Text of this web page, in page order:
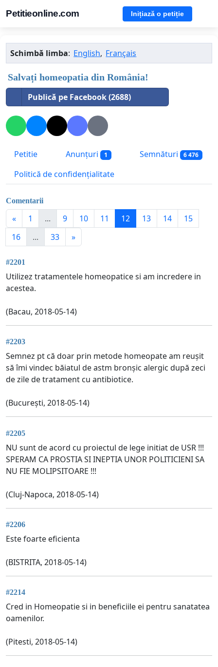
Petitieonline.com Inițiază o petiție
Schimbă limba: English, Français
Salvați homeopatia din România!
Publică pe Facebook (2688)
Petitie Anunțuri 1 Semnături 6 476
Politică de confidențialitate
Comentarii
« 1 ... 9 10 11 12 13 14
15
16
... 33 »
#2201
Utilizez tratamentele homeopatice si am incredere in
acestea.
(Bacau, 2018-05-14)
#2203
Semnez pt că doar prin metode homeopate am reușit
să îmi vindec băiatul de astm bronșic alergic după zeci
de zile de tratament cu antibiotice.
(București, 2018-05-14)
#2205
NU sunt de acord cu proiectul de lege initiat de USR !!!
SPERAM CA PROSTIA SI INEPTIA UNOR POLITICIENI SA
NU FIE MOLIPSITOARE !!!
(Cluj-Napoca, 2018-05-14)
#2206
Este foarte eficienta
(BISTRITA, 2018-05-14)
#2214
Cred in Homeopatie si in beneficiile ei pentru sanatatea
oamenilor.
(Pitesti, 2018-05-14)